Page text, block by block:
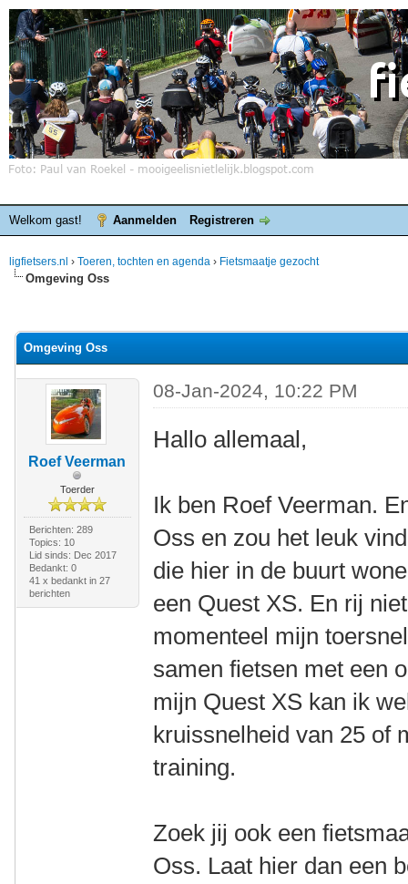
Welkom gast! Aanmelden Registreren
ligfietsers.nl › Toeren, tochten en agenda › Fietsmaatje gezocht
Omgeving Oss
Omgeving Oss
Roef Veerman
Toerder
Berichten: 289
Topics: 10
Lid sinds: Dec 2017
Bedankt: 0
41 x bedankt in 27
berichten
08-Jan-2024, 10:22 PM
Hallo allemaal,
Ik ben Roef Veerman.
Oss en zou het leuk
die hier in de buurt
een Quest XS. En rij
momenteel mijn
samen fietsen met een
mijn Quest XS kan ik
kruissnelheid van 25 of
training.
Zoek jij ook een
Oss. Laat hier dan een